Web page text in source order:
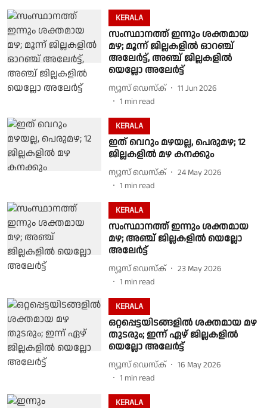
KERALA
സംസ്ഥാനത്ത് ഇന്നും ശക്തമായ
മഴ; മൂന്ന് ജില്ലകളിൽ ഓറഞ്ച്
അലേർട്ട്, അഞ്ച് ജില്ലകളിൽ
യെല്ലോ അലേർട്ട്
ന്യൂസ് ഡെസ്ക്
11 Jun 2026
1 min read
KERALA
ഇത് വെറും മഴയല്ല, പെരുമഴ; 12
ജില്ലകളിൽ മഴ കനക്കും
ന്യൂസ് ഡെസ്ക്
24 May 2026
1 min read
KERALA
സംസ്ഥാനത്ത് ഇന്നും ശക്തമായ
മഴ; അഞ്ച് ജില്ലകളിൽ യെല്ലോ
അലേർട്ട്
ന്യൂസ് ഡെസ്ക്
23 May 2026
1 min read
KERALA
ഒറ്റപ്പെട്ടയിടങ്ങളിൽ ശക്തമായ മഴ
തുടരും; ഇന്ന് ഏഴ് ജില്ലകളിൽ
യെല്ലോ അലേർട്ട്
ന്യൂസ് ഡെസ്ക്
16 May 2026
1 min read
KERALA